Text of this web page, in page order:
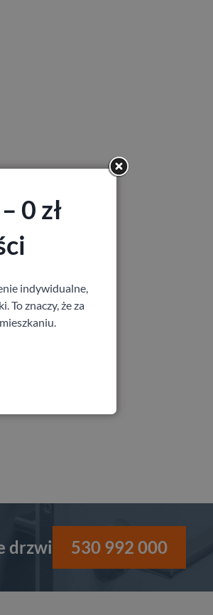
drzwi 530 992 000
0 zł
indywidualne,
To znaczy, że za